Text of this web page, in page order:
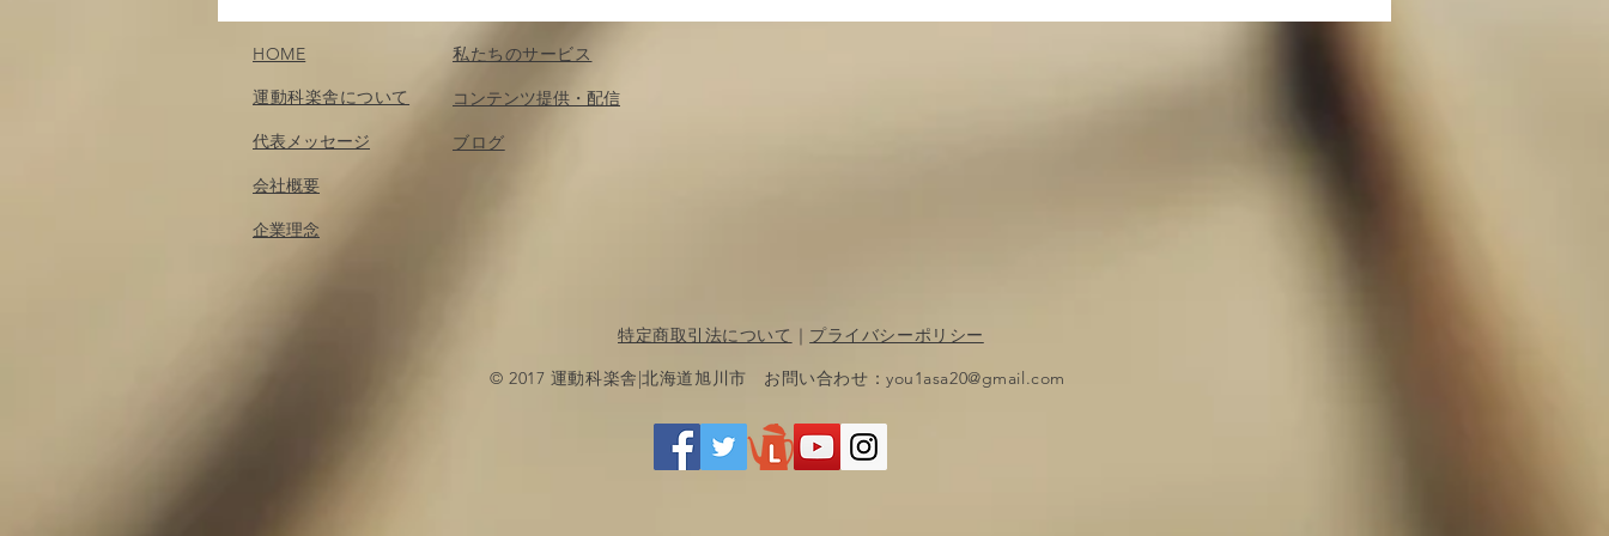
どころ
HOME
運動科楽舎について
代表メッセージ
会社概要
企業理念
私たちのサービス
コンテンツ​提供・配信
​ブログ
特定商取引法について ｜ プライバシーポリシー
© 2017 運動科楽舎|北海道旭川市 お問い合わせ：you1asa20@gmail.com